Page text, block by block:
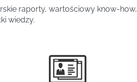
raporty, wartościowy know-how,
wiedzy.